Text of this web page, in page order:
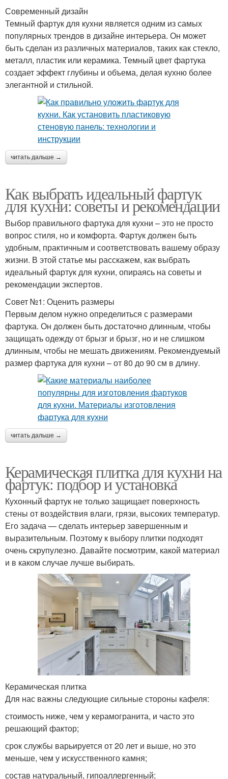
Современный дизайн
Темный фартук для кухни является одним из самых
популярных трендов в дизайне интерьера. Он может
быть сделан из различных материалов, таких как стекло,
металл, пластик или керамика. Темный цвет фартука
создает эффект глубины и объема, делая кухню более
элегантной и стильной.
читать дальше →
Как выбрать идеальный фартук
для кухни: советы и рекомендации
Выбор правильного фартука для кухни – это не просто
вопрос стиля, но и комфорта. Фартук должен быть
удобным, практичным и соответствовать вашему образу
жизни. В этой статье мы расскажем, как выбрать
идеальный фартук для кухни, опираясь на советы и
рекомендации экспертов.
Совет №1: Оценить размеры
Первым делом нужно определиться с размерами
фартука. Он должен быть достаточно длинным, чтобы
защищать одежду от брызг и брызг, но и не слишком
длинным, чтобы не мешать движениям. Рекомендуемый
размер фартука для кухни – от 80 до 90 см в длину.
читать дальше →
Керамическая плитка для кухни на
фартук: подбор и установка
Кухонный фартук не только защищает поверхность
стены от воздействия влаги, грязи, высоких температур.
Его задача — сделать интерьер завершенным и
выразительным. Поэтому к выбору плитки подходят
очень скрупулезно. Давайте посмотрим, какой материал
и в каком случае лучше выбирать.
Керамическая плитка
Для нас важны следующие сильные стороны кафеля:
стоимость ниже, чем у керамогранита, и часто это
решающий фактор;
срок службы варьируется от 20 лет и выше, но это
меньше, чем у искусственного камня;
состав натуральный, гипоаллергенный;